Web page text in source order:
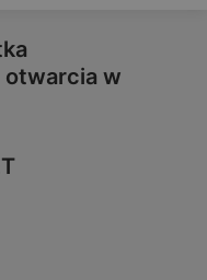
otwarcia w